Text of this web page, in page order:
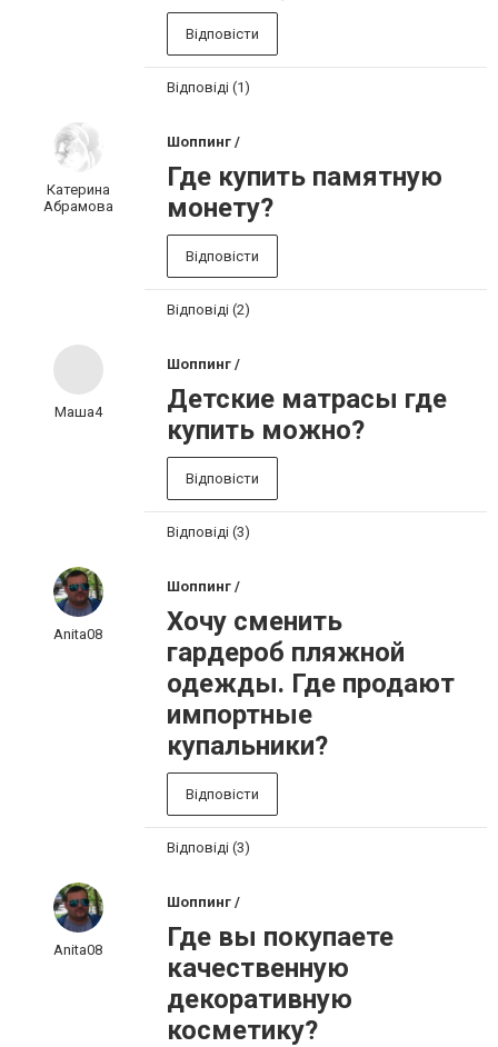
Відповісти
Відповіді (1)
Катерина
Абрамова
Шоппинг /
Где купить памятную
монету?
Відповісти
Відповіді (2)
Маша4
Шоппинг /
Детские матрасы где
купить можно?
Відповісти
Відповіді (3)
Anita08
Шоппинг /
Хочу сменить
гардероб пляжной
одежды. Где продают
импортные
купальники?
Відповісти
Відповіді (3)
Anita08
Шоппинг /
Где вы покупаете
качественную
декоративную
косметику?